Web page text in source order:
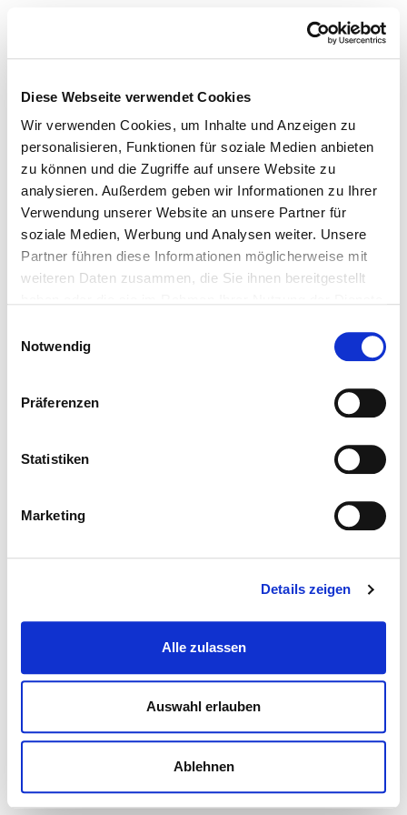
Diese Webseite verwendet Cookies
Wir verwenden Cookies, um Inhalte und Anzeigen zu
personalisieren, Funktionen für soziale Medien anbieten
zu können und die Zugriffe auf unsere Website zu
analysieren. Außerdem geben wir Informationen zu Ihrer
Verwendung unserer Website an unsere Partner für
soziale Medien, Werbung und Analysen weiter. Unsere
Partner führen diese Informationen möglicherweise mit
weiteren Daten zusammen, die Sie ihnen bereitgestellt
Notwendig
Präferenzen
Statistiken
Marketing
Details zeigen
Alle zulassen
Auswahl erlauben
Ablehnen